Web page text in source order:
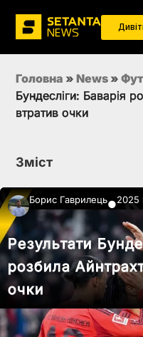
Головна » News »
Бундесліги: Баварія
втратив очки
Зміст
Борис Гаврилець●2025
Результати
розбила
очки